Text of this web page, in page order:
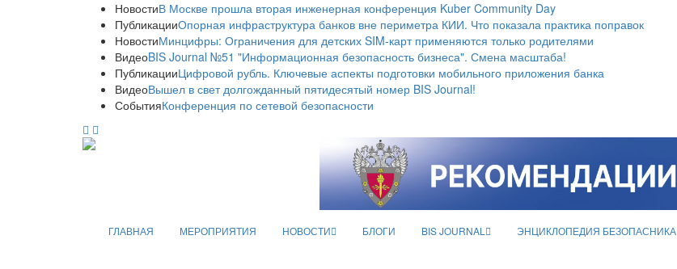
НовостиВ Москве прошла вторая инженерная конференция Kuber Community Day
ПубликацииОпорная инфраструктура банков вне периметра КИИ. Что показала практика поправок
НовостиМинцифры: Ограничения для детских SIM-карт применяются только родителями
ВидеоBIS Journal №51 "Информационная безопасность бизнеса". Смена масштаба!
ПубликацииЦифровой рубль. Ключевые аспекты подготовки мобильного приложения банка
ВидеоВышел в свет долгожданный пятидесятый номер BIS Journal!
СобытияКонференция по сетевой безопасности
ГЛАВНАЯ МЕРОПРИЯТИЯ НОВОСТИ БЛОГИ BIS JOURNAL ЭНЦИКЛОПЕДИЯ БЕЗОПАСНИКА